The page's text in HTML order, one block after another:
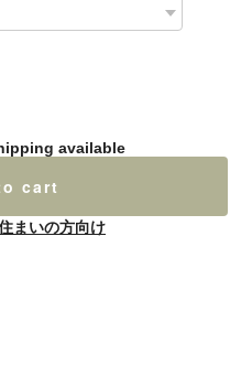
available
cart
まいの方向け